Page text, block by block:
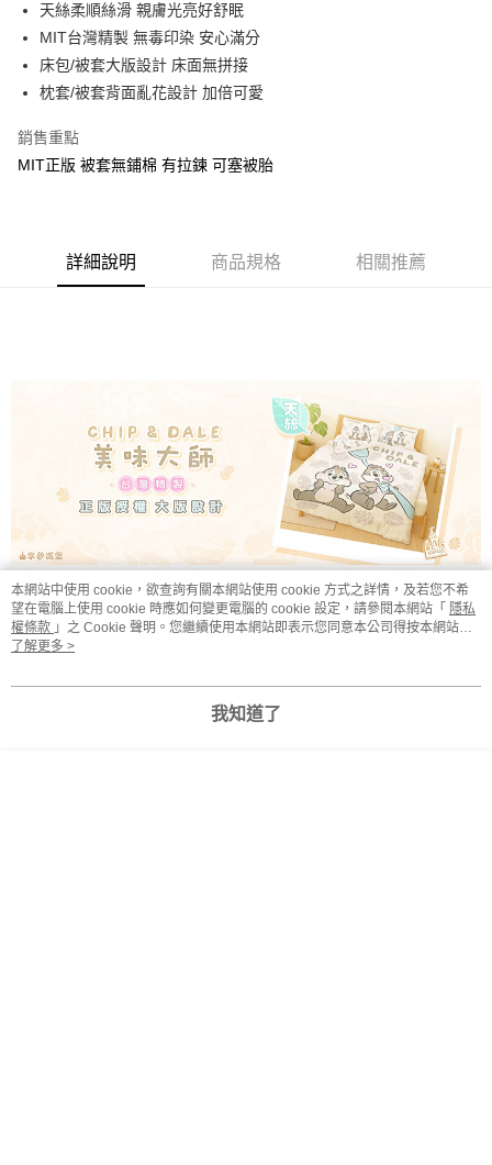
街口支付
悠遊付
Google Pay
ATM付款
每筆NT$60，滿NT$699(含以上)免運費
每筆NT$80，滿NT$699(含以上)免運費
天絲柔順絲滑 親膚光亮好舒眠
MIT台灣精製 無毒印染 安心滿分
床包/被套大版設計 床面無拼接
枕套/被套背面亂花設計 加倍可愛
銷售重點
MIT正版 被套無鋪棉 有拉鍊 可塞被胎
詳細說明 商品規格 相關推薦
- MIT台灣製天絲 -
- 雙人床包薄被套四件組 -
本網站中使用 cookie，欲查詢有關本網站使用 cookie 方式之詳情，及若您不希
望在電腦上使用 cookie 時應如何變更電腦的 cookie 設定，請參閱本網站「 隱私
權條款 」之 Cookie 聲明。您繼續使用本網站即表示您同意本公司得按本網站使
用條款之 Cookie 聲明使用 cookie。
了解更多 >
我知道了